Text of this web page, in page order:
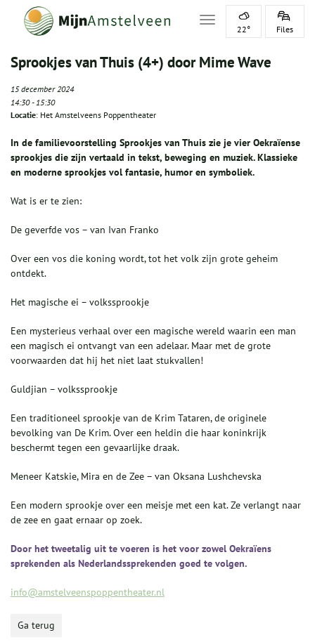
Toggle navigation
22° Files
Sprookjes van Thuis (4+) door Mime Wave
15 december 2024
14:30-15:30
Locatie: Het Amstelveens Poppentheater
In de familievoorstelling Sprookjes van Thuis zie je vier Oekraïense
sprookjes die zijn vertaald in tekst, beweging en muziek. Klassieke
en moderne sprookjes vol fantasie, humor en symboliek.
Wat is er te zien:
De geverfde vos – van Ivan Franko
Over een vos die koning wordt, tot het volk zijn grote geheim
ontdekt.
Het magische ei – volkssprookje
Een mysterieus verhaal over een magische wereld waarin een man
een magisch ei ontvangt van een adelaar. Maar met de grote
voorwaarden dat hij het niet laat stukvallen!
Guldjian – volkssprookje
Een traditioneel sprookje van de Krim Tataren, de originele
bevolking van De Krim. Over een heldin die haar koninkrijk
beschermt tegen een gevaarlijke draak.
Meneer Katskie, Mira en de Zee – van Oksana Lushchevska
Een modern sprookje over een meisje met een kat. Ze verlangt naar
de zee en gaat ernaar op zoek.
Door het tweetalig uit te voeren is het voor zowel Oekraïens
sprekenden als Nederlandssprekenden goed te volgen.
info@amstelveenspoppentheater.nl
Ga terug